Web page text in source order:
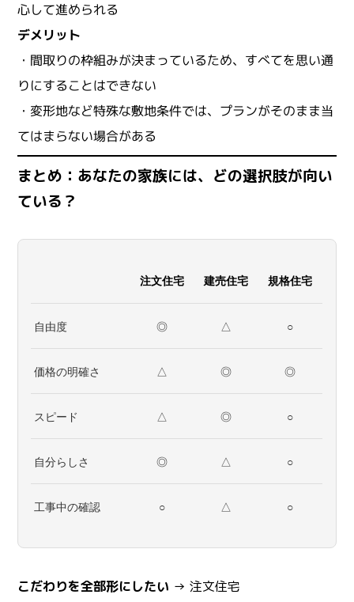
心して進められる
デメリット
・間取りの枠組みが決まっているため、すべてを思い通
りにすることはできない
・変形地など特殊な敷地条件では、プランがそのまま当
てはまらない場合がある
まとめ：あなたの家族には、どの選択肢が向い
ている？
注文住宅 建売住宅 規格住宅
自由度 ◎ △ ○
価格の明確さ △ ◎ ◎
スピード △ ◎ ○
自分らしさ ◎ △ ○
工事中の確認 ○ △ ○
こだわりを全部形にしたい → 注文住宅